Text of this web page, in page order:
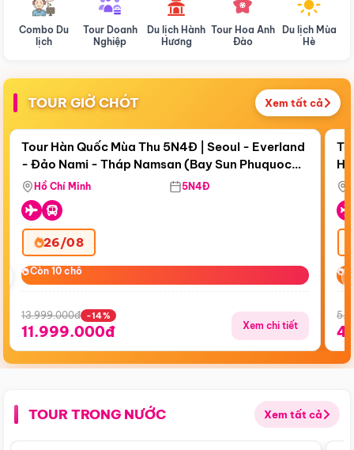
Combo Du
lịch
Tour Doanh
Nghiệp
Du lịch Hành
Hương
Tour Hoa Anh
Đào
Du lịch Mùa
Hè
TOUR GIỜ CHÓT Xem tất cả
Còn18 ngày 20:14:41
Bay Sun Phuquoc Airways
Điểm nổi bật
Tour Hàn Quốc Mùa Thu 5N4Đ | Seoul - Everland
- Đảo Nami - Tháp Namsan (Bay Sun Phuquoc
Airways)
Hồ Chí Minh 5N4Đ
26/08
Còn 10 chỗ
Còn 10 chỗ
13.999.000đ -14%
11.999.000đ Xem chi tiết
TOUR TRONG NƯỚC Xem tất cả
Điểm nổi bật